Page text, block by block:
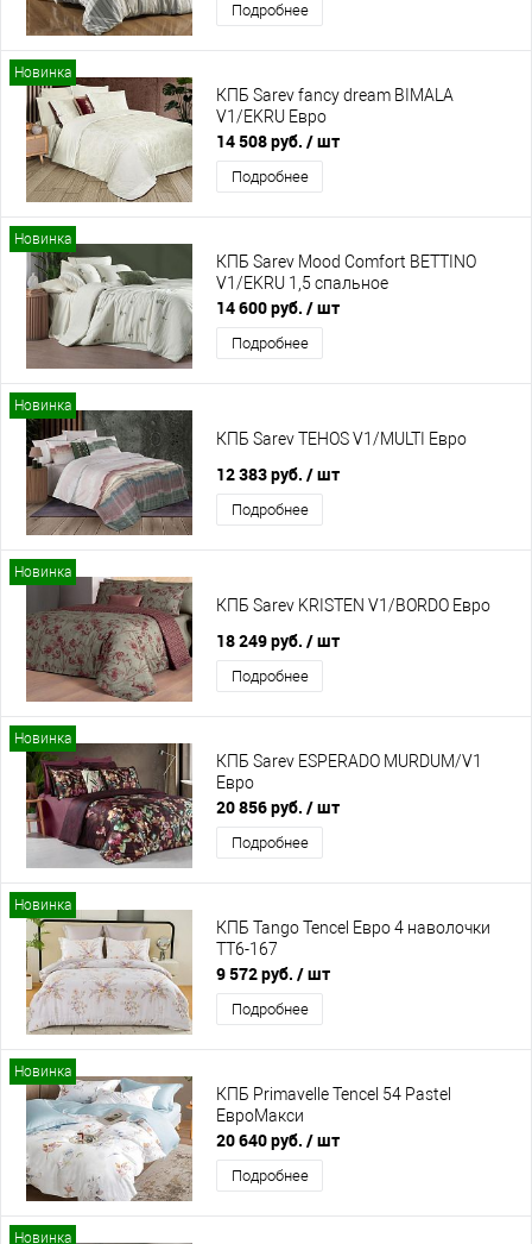
Подробнее
Новинка
КПБ Sarev fancy dream BIMALA
V1/EKRU Евро
14 508 руб. / шт
Подробнее
Новинка
КПБ Sarev Mood Comfort BETTINO
V1/EKRU 1,5 спальное
14 600 руб. / шт
Подробнее
Новинка
КПБ Sarev TEHOS V1/MULTI Евро
12 383 руб. / шт
Подробнее
Новинка
КПБ Sarev KRISTEN V1/BORDO Евро
18 249 руб. / шт
Подробнее
Новинка
КПБ Sarev ESPERADO MURDUM/V1
Евро
20 856 руб. / шт
Подробнее
Новинка
КПБ Tango Tencel Евро 4 наволочки
TT6-167
9 572 руб. / шт
Подробнее
Новинка
КПБ Primavelle Tencel 54 Pastel
ЕвроМакси
20 640 руб. / шт
Подробнее
Новинка